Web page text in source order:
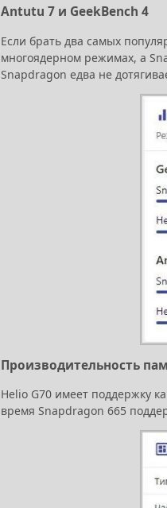
Antutu 7 и GeekBench 4
Если брать два самых
многоядерном режимах, а
Snapdragon едва не
Производительность
Helio G70 имеет поддержку
время Snapdragon 665